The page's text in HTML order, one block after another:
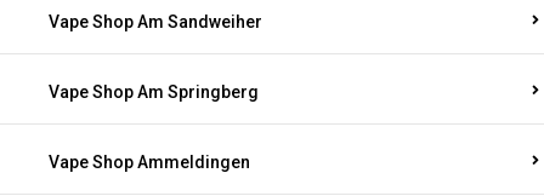
Vape Shop Am Sandweiher
Vape Shop Am Springberg
Vape Shop Ammeldingen